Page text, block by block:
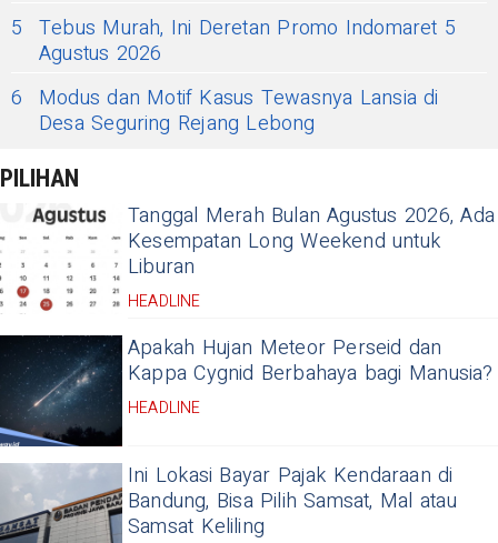
5 Tebus Murah, Ini Deretan Promo Indomaret 5
Agustus 2026
6
Modus dan Motif Kasus Tewasnya Lansia di
Desa Seguring Rejang Lebong
PILIHAN
Tanggal Merah Bulan Agustus 2026, Ada
Kesempatan Long Weekend untuk
Liburan
HEADLINE
Apakah Hujan Meteor Perseid dan
Kappa Cygnid Berbahaya bagi Manusia?
HEADLINE
Ini Lokasi Bayar Pajak Kendaraan di
Bandung, Bisa Pilih Samsat, Mal atau
Samsat Keliling